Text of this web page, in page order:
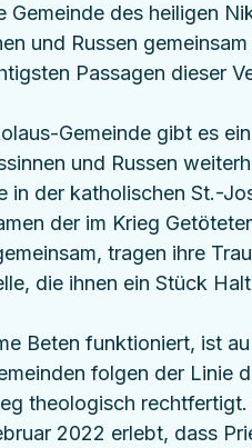
Gemeinde des heiligen
und Russen
Passagen dieser
Gemeinde gibt es
und Russen
in der katholischen St.-
der im Krieg
tragen ihre
die ihnen ein Stück
Beten funktioniert, ist
folgen der Linie
theologisch
2022 erlebt, dass